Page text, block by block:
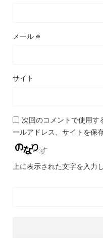
メール ※
サイト
次回のコメントで使用す
ールアドレス、サイトを保存
上に表示された文字を入力